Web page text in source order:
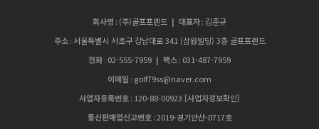
회사명 : (주)골프프렌드 | 대표자: 김준규
주소 : 서울특별시 서초구 강남대로 341 (삼원빌딩) 3층 골프프렌드
전화: 02-555-7959 | 팩스: 031-487-7959
이메일 : golf79ss@naver.com
사업자등록번호: 120-88-00923 [사업자정보확인]
통신판매업신고번호 :2019-경기안산-0717호